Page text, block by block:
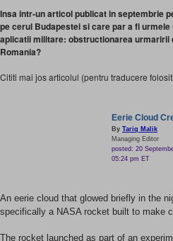
Insa intr-un articol publicat in septembrie
pe cerul Budapestei si care par a fi
aplicatii militare: obstructionarea
Romania?
Cititi mai jos articolul (pentru traducere folositi
Eerie Cloud
By Tariq Malik
Managing Editor
posted: 20
05:24 pm ET
An eerie cloud that glowed briefly in the
specifically a NASA rocket built to make
The rocket launched as part of an